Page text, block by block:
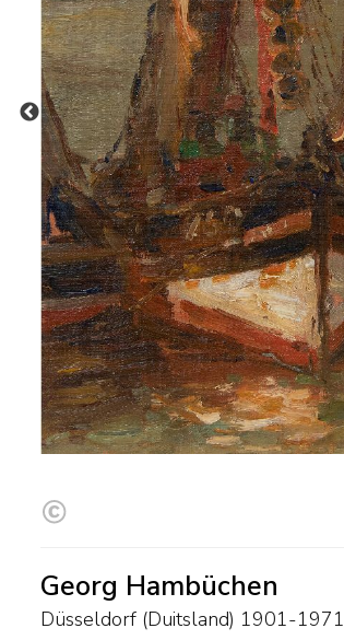
Georg Hambüchen
Düsseldorf (Duitsland) 1901-1971